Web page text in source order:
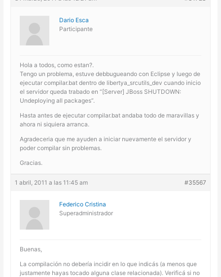
Dario Esca
Participante
Hola a todos, como estan?.
Tengo un problema, estuve debbugueando con Eclipse y luego de
ejecutar compilar.bat dentro de libertya_srcutils_dev cuando inicio
el servidor queda trabado en “[Server] JBoss SHUTDOWN:
Undeploying all packages”.
Hasta antes de ejecutar compilar.bat andaba todo de maravillas y
ahora ni siquiera arranca.
Agradeceria que me ayuden a iniciar nuevamente el servidor y
poder compilar sin problemas.
Gracias.
1 abril, 2011 a las 11:45 am #35567
Federico Cristina
Superadministrador
Buenas,
La compilación no debería incidir en lo que indicás (a menos que
justamente hayas tocado alguna clase relacionada). Verificá si no